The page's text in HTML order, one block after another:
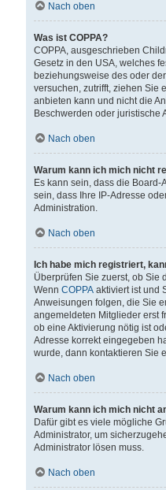
Nach oben
Was ist COPPA?
COPPA, ausgeschrieben
Gesetz in den USA, welches
beziehungsweise des oder
versuchen, zutrifft, ziehen Sie
anbieten kann und nicht die
Beschwerden oder juristische
Nach oben
Warum kann ich mich nicht
Es kann sein, dass die
sein, dass Ihre IP-Adresse
Administration.
Nach oben
Ich habe mich registriert,
Überprüfen Sie zuerst, ob Sie
Wenn COPPA aktiviert ist und
Anweisungen folgen, die Sie
angemeldeten Mitglieder erst
ob eine Aktivierung nötig ist
Adresse korrekt eingegeben
wurde, dann kontaktieren Sie
Nach oben
Warum kann ich mich nicht
Dafür gibt es viele mögliche
Administrator, um
Administrator lösen muss.
Nach oben